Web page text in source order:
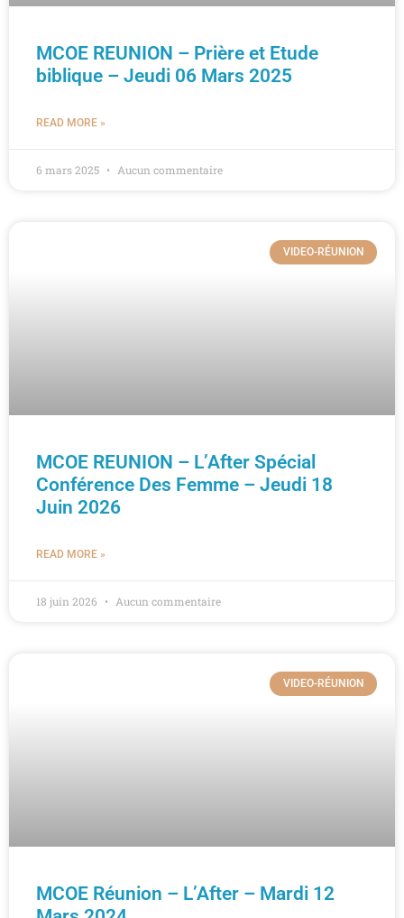
MCOE REUNION – Prière et Etude
biblique – Jeudi 06 Mars 2025
READ MORE »
6 mars 2025 Aucun commentaire
VIDEO-RÉUNION
MCOE REUNION – L’After Spécial
Conférence Des Femme – Jeudi 18
Juin 2026
READ MORE »
18 juin 2026 Aucun commentaire
VIDEO-RÉUNION
MCOE Réunion – L’After – Mardi 12